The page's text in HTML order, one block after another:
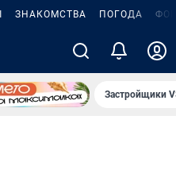
ЗНАКОМСТВА ПОГОДА
Застройщики